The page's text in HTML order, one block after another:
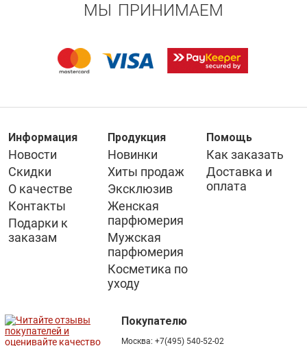
МЫ ПРИНИМАЕМ
Информация
Новости
Скидки
О качестве
Контакты
Подарки к
заказам
Продукция
Новинки
Хиты продаж
Эксклюзив
Женская
парфюмерия
Мужская
парфюмерия
Косметика по
уходу
Помощь
Как заказать
Доставка и
оплата
Покупателю
Москва: +7(495) 540-52-02